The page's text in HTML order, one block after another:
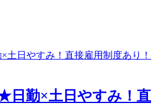
日勤×土日やすみ！直